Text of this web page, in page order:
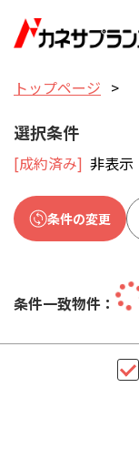
トップページ
選択条件
[成約済み] 非表示
条件の変更
条件一致物件：